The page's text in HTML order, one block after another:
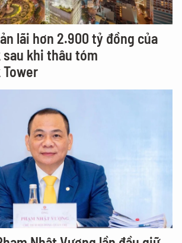
lãi hơn 2.900 tỷ đồng của
khi thâu tóm